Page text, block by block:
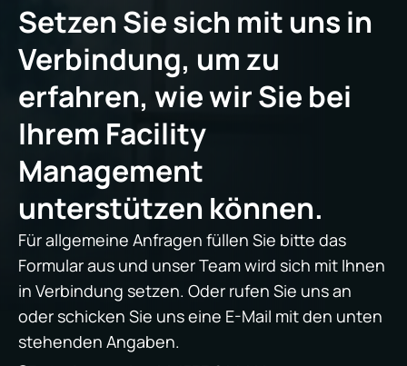
Setzen Sie sich mit uns in
Verbindung, um zu
erfahren, wie wir Sie bei
Ihrem Facility
Management
unterstützen können.
Für allgemeine Anfragen füllen Sie bitte das
Formular aus und unser Team wird sich mit Ihnen
in Verbindung setzen. Oder rufen Sie uns an
oder schicken Sie uns eine E-Mail mit den unten
stehenden Angaben.